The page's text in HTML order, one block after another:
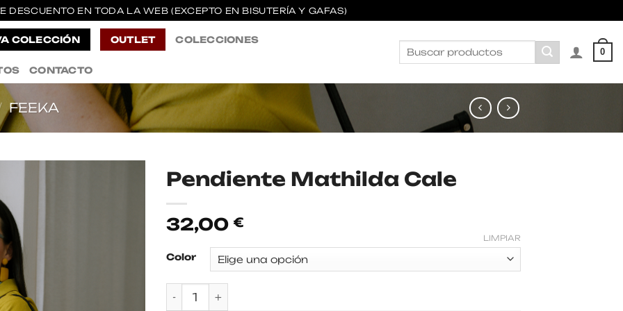
DESCUENTO EN TODA LA WEB (EXCEPTO EN BISUTERÍA Y GAFAS)
COLECCIÓN OUTLET COLECCIONES
CONTACTO
Buscar
0
FEEKA
Pendiente Mathilda Cale
32,00 €
Color
LIMPIAR
Pendiente Mathilda Cale cantidad